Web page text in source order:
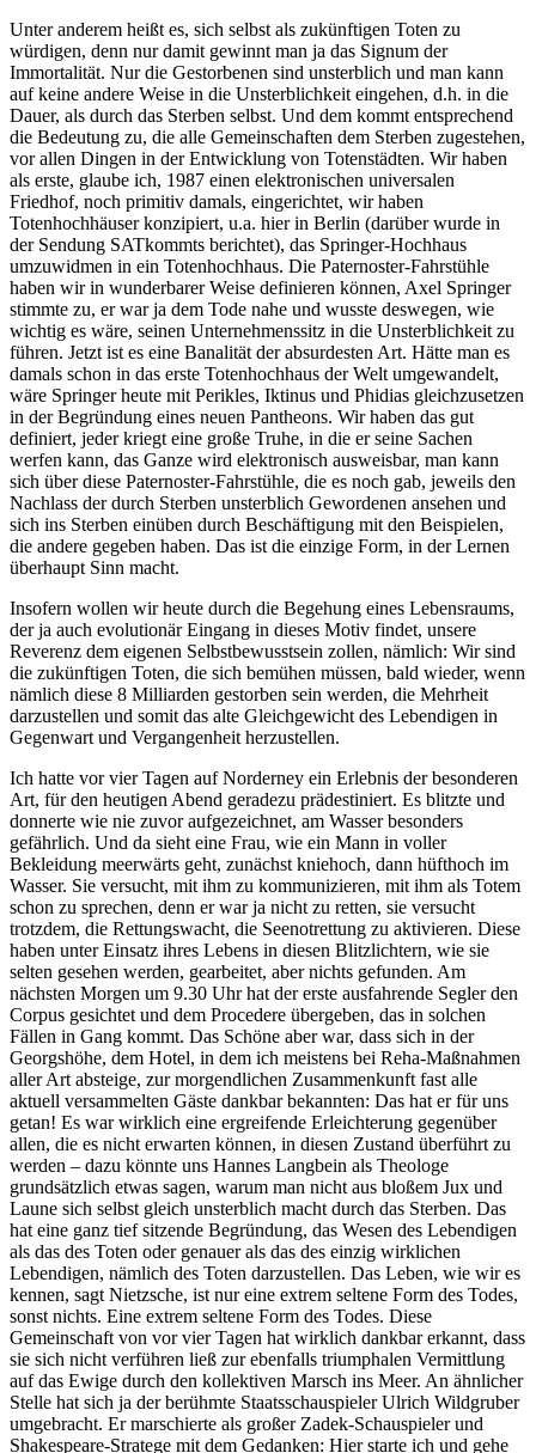
Unter anderem heißt es, sich selbst als zukünftigen Toten zu
würdigen, denn nur damit gewinnt man ja das Signum der
Immortalität. Nur die Gestorbenen sind unsterblich und man kann
auf keine andere Weise in die Unsterblichkeit eingehen, d.h. in die
Dauer, als durch das Sterben selbst. Und dem kommt entsprechend
die Bedeutung zu, die alle Gemeinschaften dem Sterben zugestehen,
vor allen Dingen in der Entwicklung von Totenstädten. Wir haben
als erste, glaube ich, 1987 einen elektronischen universalen
Friedhof, noch primitiv damals, eingerichtet, wir haben
Totenhochhäuser konzipiert, u.a. hier in Berlin (darüber wurde in
der Sendung SATkommts berichtet), das Springer-Hochhaus
umzuwidmen in ein Totenhochhaus. Die Paternoster-Fahrstühle
haben wir in wunderbarer Weise definieren können, Axel Springer
stimmte zu, er war ja dem Tode nahe und wusste deswegen, wie
wichtig es wäre, seinen Unternehmenssitz in die Unsterblichkeit zu
führen. Jetzt ist es eine Banalität der absurdesten Art. Hätte man es
damals schon in das erste Totenhochhaus der Welt umgewandelt,
wäre Springer heute mit Perikles, Iktinus und Phidias gleichzusetzen
in der Begründung eines neuen Pantheons. Wir haben das gut
definiert, jeder kriegt eine große Truhe, in die er seine Sachen
werfen kann, das Ganze wird elektronisch ausweisbar, man kann
sich über diese Paternoster-Fahrstühle, die es noch gab, jeweils den
Nachlass der durch Sterben unsterblich Gewordenen ansehen und
sich ins Sterben einüben durch Beschäftigung mit den Beispielen,
die andere gegeben haben. Das ist die einzige Form, in der Lernen
überhaupt Sinn macht.
Insofern wollen wir heute durch die Begehung eines Lebensraums,
der ja auch evolutionär Eingang in dieses Motiv findet, unsere
Reverenz dem eigenen Selbstbewusstsein zollen, nämlich: Wir sind
die zukünftigen Toten, die sich bemühen müssen, bald wieder, wenn
nämlich diese 8 Milliarden gestorben sein werden, die Mehrheit
darzustellen und somit das alte Gleichgewicht des Lebendigen in
Gegenwart und Vergangenheit herzustellen.
Ich hatte vor vier Tagen auf Norderney ein Erlebnis der besonderen
Art, für den heutigen Abend geradezu prädestiniert. Es blitzte und
donnerte wie nie zuvor aufgezeichnet, am Wasser besonders
gefährlich. Und da sieht eine Frau, wie ein Mann in voller
Bekleidung meerwärts geht, zunächst kniehoch, dann hüfthoch im
Wasser. Sie versucht, mit ihm zu kommunizieren, mit ihm als Totem
schon zu sprechen, denn er war ja nicht zu retten, sie versucht
trotzdem, die Rettungswacht, die Seenotrettung zu aktivieren. Diese
haben unter Einsatz ihres Lebens in diesen Blitzlichtern, wie sie
selten gesehen werden, gearbeitet, aber nichts gefunden. Am
nächsten Morgen um 9.30 Uhr hat der erste ausfahrende Segler den
Corpus gesichtet und dem Procedere übergeben, das in solchen
Fällen in Gang kommt. Das Schöne aber war, dass sich in der
Georgshöhe, dem Hotel, in dem ich meistens bei Reha-Maßnahmen
aller Art absteige, zur morgendlichen Zusammenkunft fast alle
aktuell versammelten Gäste dankbar bekannten: Das hat er für uns
getan! Es war wirklich eine ergreifende Erleichterung gegenüber
allen, die es nicht erwarten können, in diesen Zustand überführt zu
werden – dazu könnte uns Hannes Langbein als Theologe
grundsätzlich etwas sagen, warum man nicht aus bloßem Jux und
Laune sich selbst gleich unsterblich macht durch das Sterben. Das
hat eine ganz tief sitzende Begründung, das Wesen des Lebendigen
als das des Toten oder genauer als das des einzig wirklichen
Lebendigen, nämlich des Toten darzustellen. Das Leben, wie wir es
kennen, sagt Nietzsche, ist nur eine extrem seltene Form des Todes,
sonst nichts. Eine extrem seltene Form des Todes. Diese
Gemeinschaft von vor vier Tagen hat wirklich dankbar erkannt, dass
sie sich nicht verführen ließ zur ebenfalls triumphalen Vermittlung
auf das Ewige durch den kollektiven Marsch ins Meer. An ähnlicher
Stelle hat sich ja der berühmte Staatsschauspieler Ulrich Wildgruber
umgebracht. Er marschierte als großer Zadek-Schauspieler und
Shakespeare-Stratege mit dem Gedanken: Hier starte ich und gehe